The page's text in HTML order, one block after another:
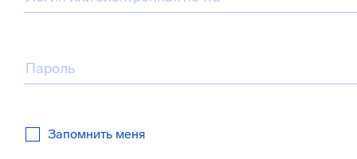
Запомнить меня